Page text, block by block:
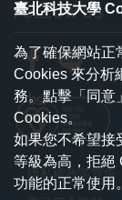
FOLLOW US
隱私權政策宣告
臺北科技大學
為了確保網站正
Cookies 來分析
務。點擊「同意
Cookies。
如果您不希望接
等級為高，拒絕
功能的正常使用。